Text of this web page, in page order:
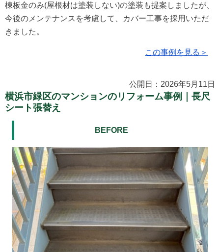
棟板金のみ(屋根材は塗装しない)の塗装も提案しましたが、
今後のメンテナンスを考慮して、カバー工事を採用いただ
きました。
この事例を見る＞
公開日：2026年5月11日
横浜市緑区のマンションのリフォーム事例｜長尺
シート張替え
BEFORE